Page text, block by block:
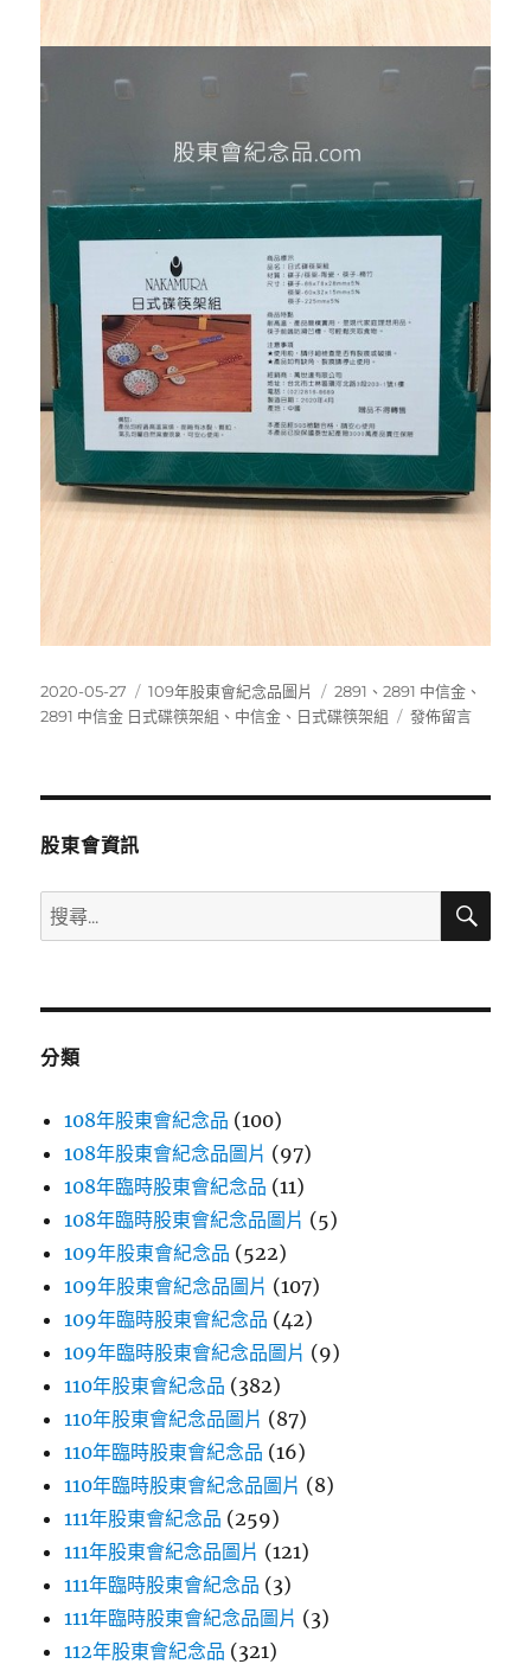
發
佈
2020-05-27
分
類
109年股東會紀念品圖片
標
籤
2891 、2891 中信金 、
2891 中信金 日式碟筷架組 、 中信金 、 日式碟筷架組
在
碟
架
發佈留言
股東會資訊
搜
尋
鍵
搜
分類
108年股東會紀念品 (100)
108年股東會紀念品圖片 (97)
108年臨時股東會紀念品 (11)
108年臨時股東會紀念品圖片 (5)
109年股東會紀念品 (522)
109年股東會紀念品圖片 (107)
109年臨時股東會紀念品 (42)
109年臨時股東會紀念品圖片 (9)
110年股東會紀念品 (382)
110年股東會紀念品圖片 (87)
110年臨時股東會紀念品 (16)
110年臨時股東會紀念品圖片 (8)
111年股東會紀念品 (259)
111年股東會紀念品圖片 (121)
111年臨時股東會紀念品 (3)
111年臨時股東會紀念品圖片 (3)
112年股東會紀念品 (321)